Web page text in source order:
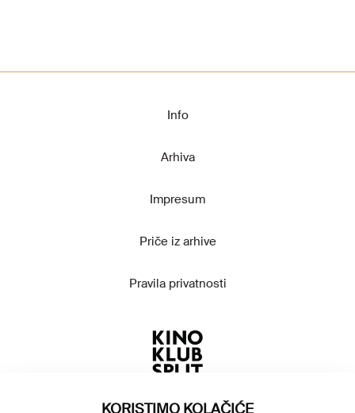
Info
Arhiva
Impresum
Priče iz arhive
Pravila privatnosti
KORISTIMO KOLAČIĆE